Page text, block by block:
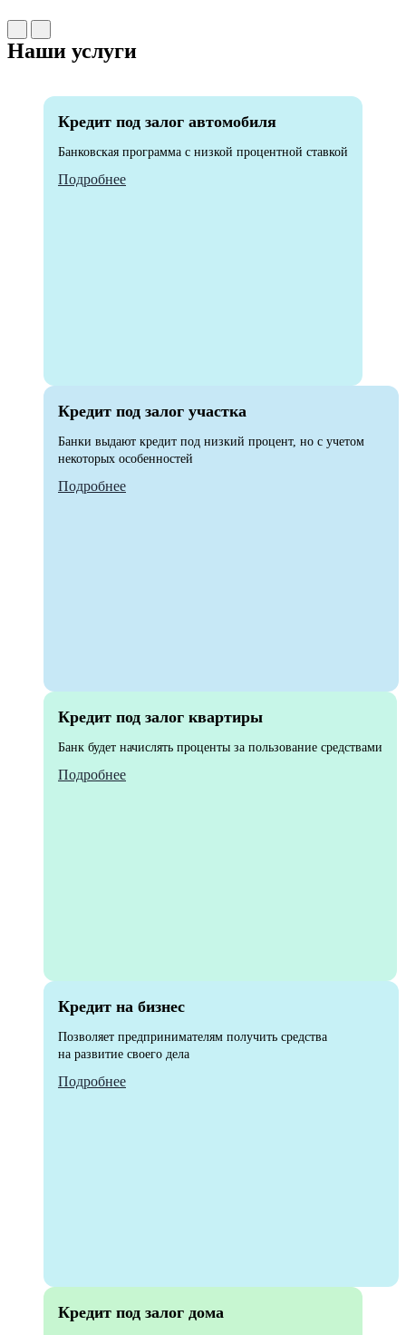
Наши услуги
Кредит под залог автомобиля
Банковская программа с низкой процентной ставкой
Подробнее
Кредит под залог участка
Банки выдают кредит под низкий процент, но с учетом
некоторых особенностей
Подробнее
Кредит под залог квартиры
Банк будет начислять проценты за пользование средствами
Подробнее
Кредит на бизнес
Позволяет предпринимателям получить средства
на развитие своего дела
Подробнее
Кредит под залог дома